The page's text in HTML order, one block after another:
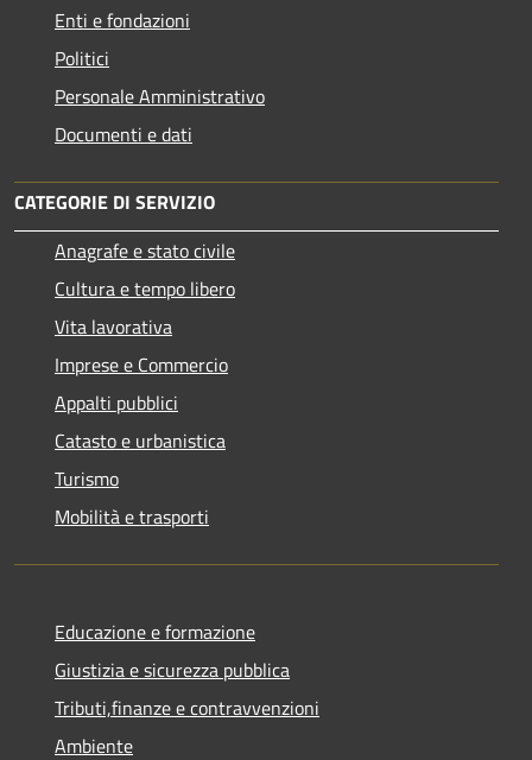
Enti e fondazioni
Politici
Personale Amministrativo
Documenti e dati
CATEGORIE DI SERVIZIO
Anagrafe e stato civile
Cultura e tempo libero
Vita lavorativa
Imprese e Commercio
Appalti pubblici
Catasto e urbanistica
Turismo
Mobilità e trasporti
Educazione e formazione
Giustizia e sicurezza pubblica
Tributi,finanze e contravvenzioni
Ambiente